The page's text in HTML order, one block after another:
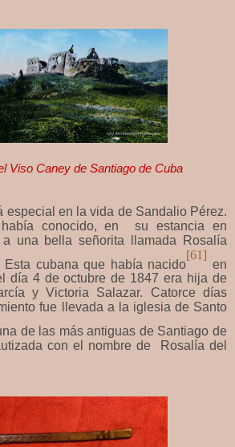
Viso Caney de Santiago de Cuba
especial en la vida de Sandalio Pérez.
conocido, en su estancia en
una bella señorita llamada Rosalía
cubana que había nacido
[61]
en
día 4 de octubre de 1847 era hija de
y Victoria Salazar. Catorce días
fue llevada a la iglesia de Santo
de las más antiguas de Santiago de
con el nombre de Rosalía del